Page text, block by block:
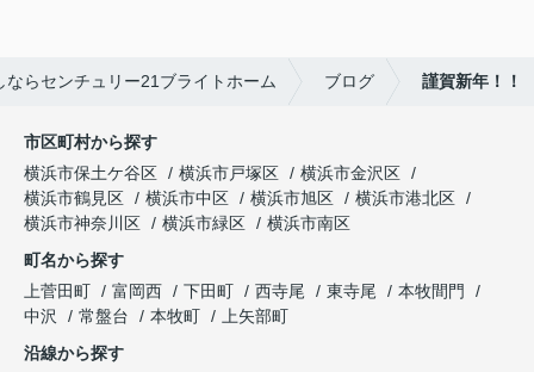
らセンチュリー21ブライトホーム ブログ 謹賀新年！！
市区町村から探す
横浜市保土ケ谷区
横浜市戸塚区
横浜市金沢区
横浜市鶴見区
横浜市中区 横浜市旭区
横浜市港北区
横浜市神奈川区
横浜市緑区
横浜市南区
町名から探す
上菅田町
富岡西 下田町 西寺尾 東寺尾
本牧間門
中沢
常盤台 本牧町
上矢部町
沿線から探す